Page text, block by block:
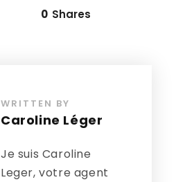
0 Shares
WRITTEN BY
Caroline Léger
Je suis Caroline
Leger, votre agent